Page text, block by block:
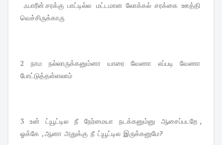
ஃபாரீன் சரக்கு பாட்டில்ல மட்டமான லோக்கல் சரக்கை ஊத்தி
வெச்சிருக்காரு
2 நாம நல்லாருக்கனும்னா யாரை வேணா எப்படி வேணா
போட்டுத்தள்ளலாம்
3 உன் ட்யூட்டில நீ நேர்மையா நடக்கனும்னு ஆசைப்படறே ,
ஓக்கே , ஆனா அதுக்கு நீ ட்யூட்டில இருக்கனுமே?